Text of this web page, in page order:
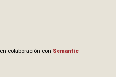
en colaboración con Semantic